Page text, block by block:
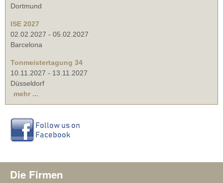
Dortmund
ISE 2027
02.02.2027 - 05.02.2027
Barcelona
Tonmeistertagung 34
10.11.2027 - 13.11.2027
Düsseldorf
mehr ...
Die Firmen